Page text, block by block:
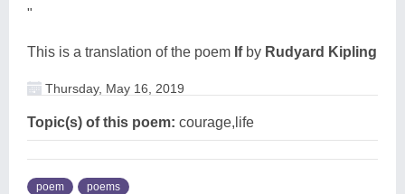
"
This is a translation of the poem Ifby Rudyard Kipling
Thursday, May 16, 2019
Topic(s) of this poem: courage,life
poem poems